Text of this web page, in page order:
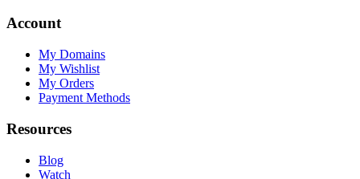
Account
My Domains
My Wishlist
My Orders
Payment Methods
Resources
Blog
Watch